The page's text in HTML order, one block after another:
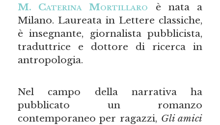
M. Caterina Mortillaro è nata a
Milano. Laureata in Lettere classiche,
è insegnante, giornalista pubblicista,
traduttrice e dottore di ricerca in
antropologia.
Nel campo della narrativa ha
pubblicato un romanzo
contemporaneo per ragazzi, Gli amici